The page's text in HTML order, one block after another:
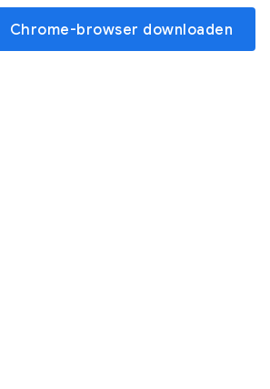
Chrome-browser downloaden